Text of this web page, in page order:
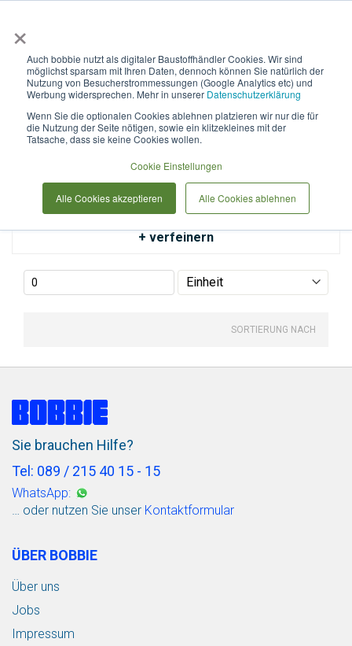
×
Auch bobbie nutzt als digitaler Baustoffhändler Cookies. Wir sind
möglichst sparsam mit Ihren Daten, dennoch können Sie natürlich der
Nutzung von Besucherstrommessungen (Google Analytics etc) und
Werbung widersprechen. Mehr in unserer Datenschutzerklärung
Wenn Sie die optionalen Cookies ablehnen platzieren wir nur die für
die Nutzung der Seite nötigen, sowie ein klitzekleines mit der
Tatsache, dass sie keine Cookies wollen.
Cookie Einstellungen
Alle Cookies akzeptieren Alle Cookies ablehnen
Verlegemörtel
+ verfeinern
SORTIERUNG NACH
Sie brauchen Hilfe?
Tel: 089 / 215 40 15 - 15
WhatsApp:
… oder nutzen Sie unser Kontaktformular
ÜBER BOBBIE
Über uns
Jobs
Impressum